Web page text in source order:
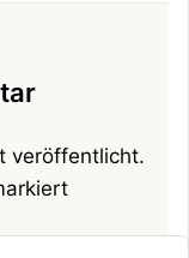
veröffentlicht.